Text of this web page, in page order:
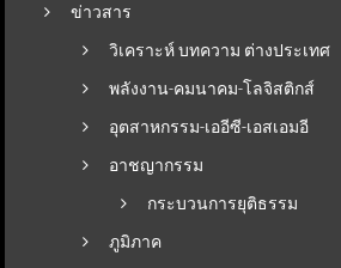
ข่าวสาร
วิเคราะห์ บทความ ต่างประเทศ
พลังงาน-คมนาคม-โลจิสติกส์
อุตสาหกรรม-เออีซี-เอสเอมอี
อาชญากรรม
กระบวนการยุติธรรม
ภูมิภาค